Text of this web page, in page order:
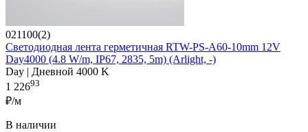
021100(2)
Светодиодная лента герметичная RTW-PS-A60-10mm 12V
Day4000 (4.8 W/m, IP67, 2835, 5m) (Arlight, -)
Day | Дневной 4000 K
1 22693
₽/м
В наличии